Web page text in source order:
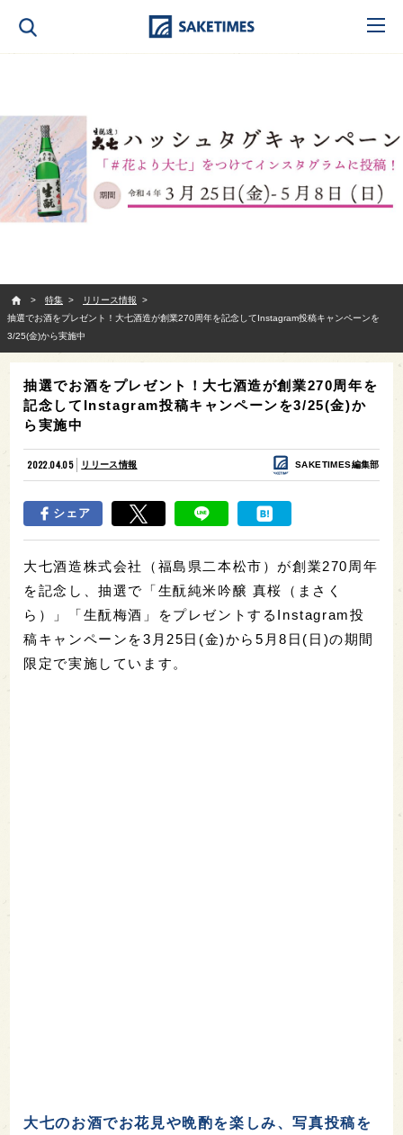
特集
リリース情報
抽選でお酒をプレゼント！大七酒造が創業270周年を記念してInstagram投稿キャンペーンを
3/25(金)から実施中
抽選でお酒をプレゼント！大七酒造が創業270周年を
記念してInstagram投稿キャンペーンを3/25(金)か
ら実施中
2022.04.05 リリース情報 SAKETIMES編集部
シェア
大七酒造株式会社（福島県二本松市）が創業270周年
を記念し、抽選で「生酛純米吟醸 真桜（まさく
ら）」「生酛梅酒」をプレゼントするInstagram投
稿キャンペーンを3月25日(金)から5月8日(日)の期間
限定で実施しています。
大七のお酒でお花見や晩酌を楽しみ、写真投稿を